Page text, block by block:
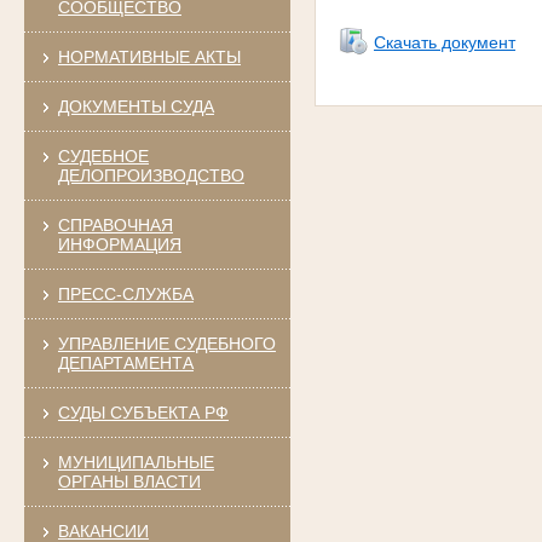
СООБЩЕСТВО
НОРМАТИВНЫЕ АКТЫ
ДОКУМЕНТЫ СУДА
СУДЕБНОЕ
ДЕЛОПРОИЗВОДСТВО
СПРАВОЧНАЯ
ИНФОРМАЦИЯ
ПРЕСС-СЛУЖБА
УПРАВЛЕНИЕ СУДЕБНОГО
ДЕПАРТАМЕНТА
СУДЫ СУБЪЕКТА РФ
МУНИЦИПАЛЬНЫЕ
ОРГАНЫ ВЛАСТИ
ВАКАНСИИ
Скачать документ